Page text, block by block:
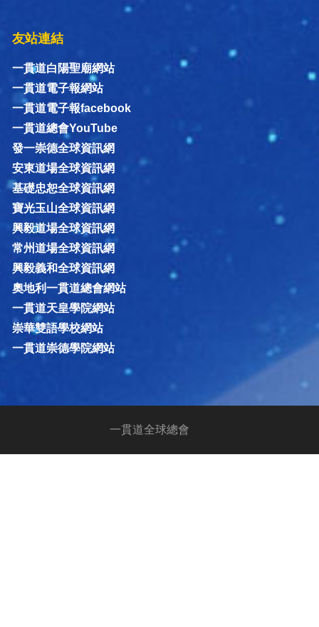
友站連結
一貫道白陽聖廟網站
一貫道電子報網站
一貫道電子報facebook
一貫道總會YouTube
發一崇德全球資訊網
安東道場全球資訊網
基礎忠恕全球資訊網
寶光玉山全球資訊網
興毅道場全球資訊網
常州道場全球資訊網
興毅義和全球資訊網
奧地利一貫道總會網站
一貫道天皇學院網站
崇華雙語學校網站
一貫道崇德學院網站
一貫道全球總會